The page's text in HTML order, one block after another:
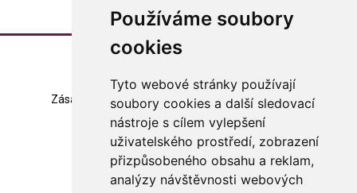
Používáme soubory
cookies
Tyto webové stránky používají
soubory cookies a další sledovací
nástroje s cílem vylepšení
uživatelského prostředí, zobrazení
přizpůsobeného obsahu a reklam,
analýzy návštěvnosti webových
Zásady zpracování souborů cookie Mapa stránek
Změna nastavení
© 2023 Česká arteterapeutická asociace
všechna práva vyhrazena